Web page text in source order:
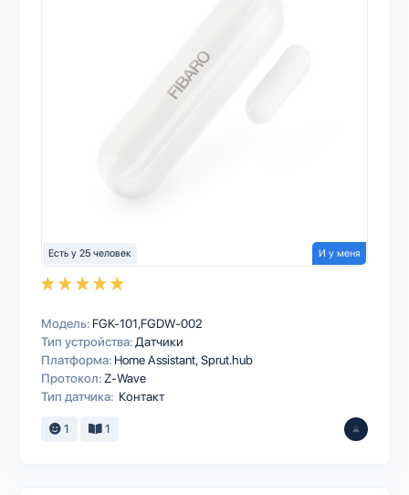
Есть у 25 человек И у меня
Модель: FGK-101,FGDW-002
Тип устройства: Датчики
Платформа: Home AssistantSprut.hub
Протокол: Z-Wave
Тип датчика: Контакт
1 1